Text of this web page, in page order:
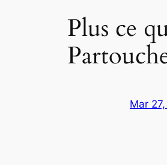
Plus ce
Mar